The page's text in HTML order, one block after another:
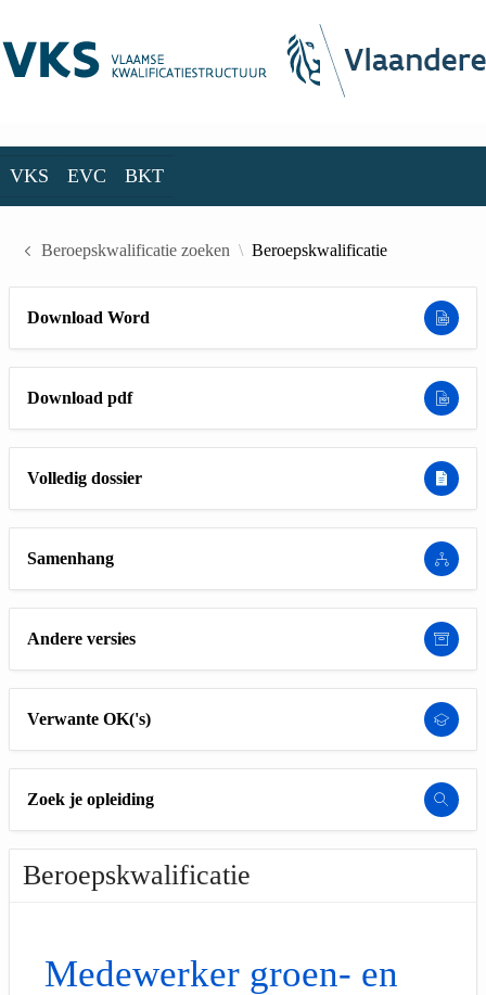
VKS EVC BKT
Beroepskwalificatie zoeken Beroepskwalificatie
Download Word
Download pdf
Volledig dossier
Samenhang
Andere versies
Verwante OK('s)
Zoek je opleiding
Beroepskwalificatie
Medewerker groen- en